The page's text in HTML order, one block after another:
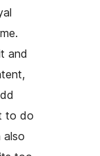
and
to do
also